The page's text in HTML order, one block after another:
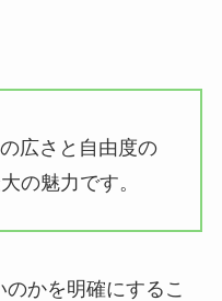
広さと自由度の
の魅力です。
かを明確にするこ